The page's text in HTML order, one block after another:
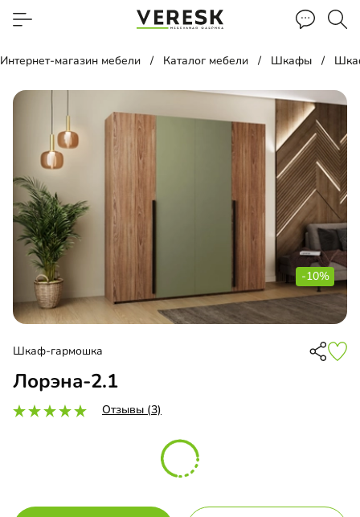
Интернет-магазин мебели Каталог мебели Шкафы
-10%
Шкаф-гармошка
Лорэна-2.1
Отзывы (3)